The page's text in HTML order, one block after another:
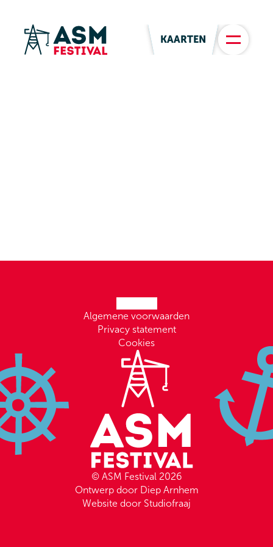
KAARTEN
© ASM Festival 2026
Ontwerp door Diep Arnhem
Website door Studiofraaj
Algemene voorwaarden
Privacy statement
Cookies